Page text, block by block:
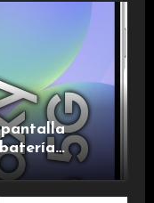
pantalla
una